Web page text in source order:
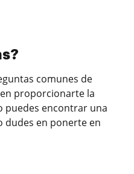
comunes de
proporcionarte la
puedes encontrar una
dudes en ponerte en